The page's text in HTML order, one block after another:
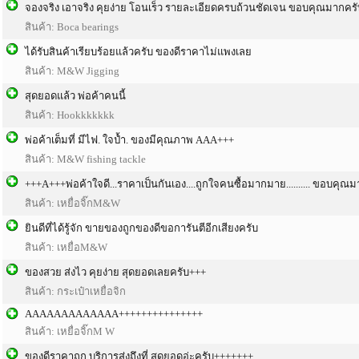
จองจริง เอาจริง คุยง่าย โอนเร็ว รายละเอียดครบถ้วนชัดเจน ขอบคุณมากค
สินค้า: Boca bearings
ได้รับสินค้าเรียบร้อยแล้วครับ ของดีราคาไม่แพงเลย
สินค้า: M&W Jigging
สุดยอดแล้ว พ่อค้าคนนี้
สินค้า: Hookkkkkkk
พ่อค้าเต็มที่ มีไฟ. ใจป้ำ. ของมีคุณภาพ AAA+++
สินค้า: M&W fishing tackle
+++A+++พ่อค้าใจดี...ราคาเป็นกันเอง....ถูกใจคนซื้อมากมาย.......... ขอบคุณ
สินค้า: เหยื่อจิ๊กM&W
ยินดีที่ได้รู้จัก ขายของถูกของดีขอการันตีอีกเสียงครับ
สินค้า: เหยื่อM&W
ของสวย ส่งไว คุยง่าย สุดยอดเลยครับ+++
สินค้า: กระเป๋าเหยื่อจิก
AAAAAAAAAAAAA+++++++++++++++
สินค้า: เหยื่อจิ๊กM W
ของดีราคาถูก บริการส่งถึงที่ สุดยอดอ่ะครับ+++++++